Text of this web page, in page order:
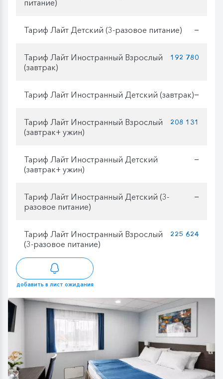
питание)
Тариф Лайт Детский (3-разовое питание) —
Тариф Лайт Иностранный Взрослый
(завтрак)
192 780
Тариф Лайт Иностранный Детский (завтрак)—
Тариф Лайт Иностранный Взрослый
(завтрак+ ужин)
208 131
Тариф Лайт Иностранный Детский
(завтрак+ ужин)
—
Тариф Лайт Иностранный Детский (3-
разовое питание)
—
Тариф Лайт Иностранный Взрослый
(3-разовое питание)
225 624
добавить в лист ожидания